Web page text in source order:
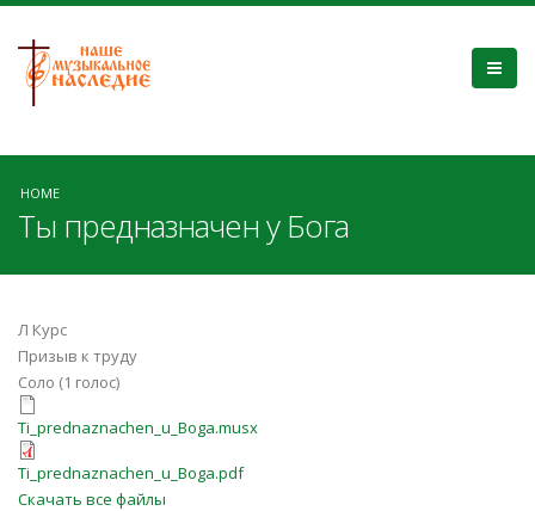
HOME
Ты предназначен у Бога
Л Курс
Призыв к труду
Соло (1 голос)
Ti_prednaznachen_u_Boga.musx
Ti_prednaznachen_u_Boga.musx
Ti_prednaznachen_u_Boga.pdf
Ti_prednaznachen_u_Boga.pdf
Скачать все файлы